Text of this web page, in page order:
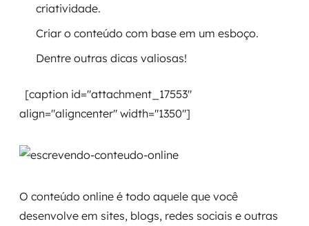
SRE / DevOps
Monitoramento 24x7
FinOps
Escalar com segurança
criatividade.
Criar o conteúdo com base em um esboço.
Dentre outras dicas valiosas!
[caption id="attachment_17553"
align="aligncenter" width="1350"]
O conteúdo online é todo aquele que você
desenvolve em sites, blogs, redes sociais e outras